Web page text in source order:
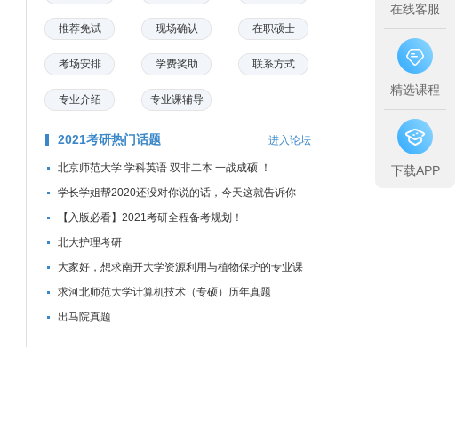
推荐免试 现场确认 在职硕士
考场安排 学费奖助 联系方式
专业介绍 专业课辅导
2021考研热门话题 进入论坛
北京师范大学 学科英语 双非二本 一战成硕 ！
学长学姐帮2020还没对你说的话，今天这就告诉你
【入版必看】2021考研全程备考规划！
北大护理考研
大家好，想求南开大学资源利用与植物保护的专业课
资料...
求河北师范大学计算机技术（专硕）历年真题
出马院真题
在线客服
精选课程
下载APP